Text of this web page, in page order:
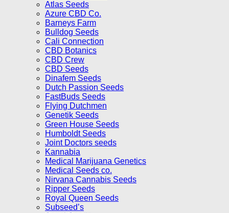
Atlas Seeds
Azure CBD Co.
Barneys Farm
Bulldog Seeds
Cali Connection
CBD Botanics
CBD Crew
CBD Seeds
Dinafem Seeds
Dutch Passion Seeds
FastBuds Seeds
Flying Dutchmen
Genetik Seeds
Green House Seeds
Humboldt Seeds
Joint Doctors seeds
Kannabia
Medical Marijuana Genetics
Medical Seeds co.
Nirvana Cannabis Seeds
Ripper Seeds
Royal Queen Seeds
Subseed’s